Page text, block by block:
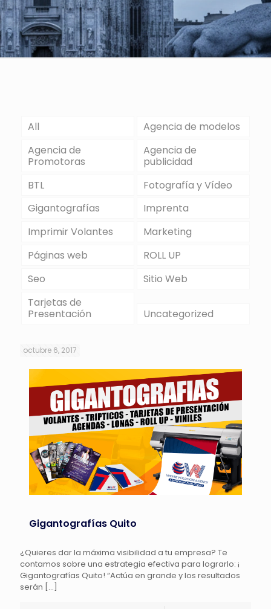
All
Agencia de modelos
Agencia de
Promotoras
Agencia de
publicidad
BTL
Fotografía y Vídeo
Gigantografías
Imprenta
Imprimir Volantes
Marketing
Páginas web
ROLL UP
Seo
Sitio Web
Tarjetas de
Presentación
Uncategorized
octubre 6, 2017
Gigantografías Quito
¿Quieres dar la máxima visibilidad a tu empresa? Te
contamos sobre una estrategia efectiva para lograrlo: ¡
Gigantografías Quito! “Actúa en grande y los resultados
serán […]